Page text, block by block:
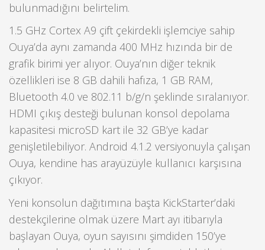
bulunmadığını belirtelim.
1.5 GHz Cortex A9 çift çekirdekli işlemciye sahip
Ouya’da aynı zamanda 400 MHz hızında bir de
grafik birimi yer alıyor. Ouya’nın diğer teknik
özellikleri ise 8 GB dahili hafıza, 1 GB RAM,
Bluetooth 4.0 ve 802.11 b/g/n şeklinde sıralanıyor.
HDMI çıkış desteği bulunan konsol depolama
kapasitesi microSD kart ile 32 GB’ye kadar
genişletilebiliyor. Android 4.1.2 versiyonuyla çalışan
Ouya, kendine has arayüzüyle kullanıcı karşısına
çıkıyor.
Yeni konsolun dağıtımına başta KickStarter’daki
destekçilerine olmak üzere Mart ayı itibarıyla
başlayan Ouya, oyun sayısını şimdiden 150’ye